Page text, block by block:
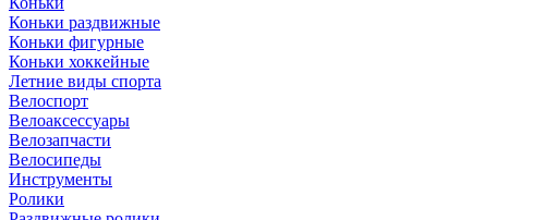
Коньки раздвижные
Коньки фигурные
Коньки хоккейные
Летние виды спорта
Велоспорт
Велоаксессуары
Велозапчасти
Велосипеды
Инструменты
Ролики